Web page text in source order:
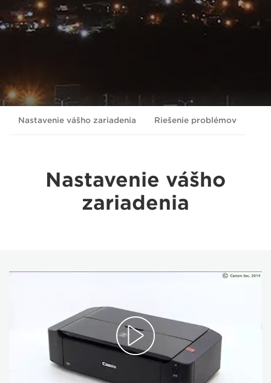
Nastavenie vášho zariadenia Riešenie problémov
Nastavenie vášho
zariadenia